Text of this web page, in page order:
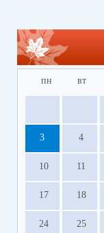
https://
отпуском
с 1 по 28 июля
пн вт
3 4
10 11
17 18
24 25